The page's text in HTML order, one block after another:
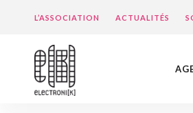
L’ASSOCIATION ACTUALITÉS